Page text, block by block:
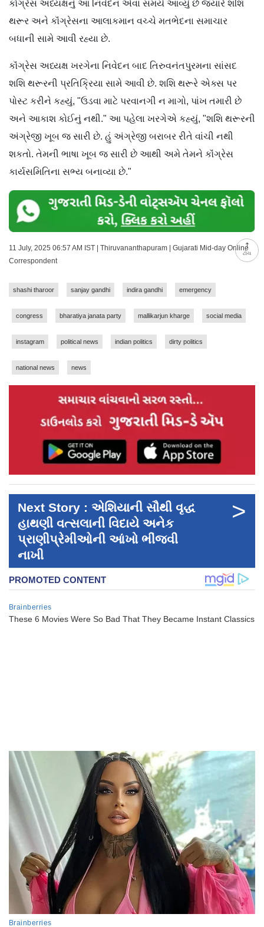
ટોચ
કૉંગ્રેસ અધ્યક્ષનું આ નિવેદન એવા સમયે આવ્યું છે જ્યારે શશિ
થરૂર અને કૉંગ્રેસના આલાકમાન વચ્ચે મતભેદના સમાચાર
બધાની સામે આવી રહ્યા છે.
કૉંગ્રેસ અધ્યક્ષ ખરગેના નિવેદન બાદ તિરુવનંતપુરમના સાંસદ
શશિ થરૂરની પ્રતિક્રિયા સામે આવી છે. શશિ થરૂરે એક્સ પર
પોસ્ટ કરીને કહ્યું, "ઉડવા માટે પરવાનગી ન માગો, પાંખ તમારી છે
અને આકાશ કોઈનું નથી." આ પહેલા ખરગેએ કહ્યું, "શશિ થરૂરની
અંગ્રેજી ખૂબ જ સારી છે. હું અંગ્રેજી બરાબર રીતે વાંચી નથી
શકતો. તેમની ભાષા ખૂબ જ સારી છે આથી અમે તેમને કૉંગ્રેસ
કાર્યસમિતિના સભ્ય બનાવ્યા છે."
11 July, 2025 06:57 AM IST | Thiruvananthapuram | Gujarati Mid-day Online
Correspondent
shashi tharoor sanjay gandhi indira gandhi emergency
congress bharatiya janata party mallikarjun kharge social media
instagram political news indian politics dirty politics
national news news
Next Story : એશિયાની સૌથી વૃદ્ધ
હાથણી વત્સલાની વિદાયે અનેક
પ્રાણીપ્રેમીઓની આંખો ભીંજવી
નાખી
>